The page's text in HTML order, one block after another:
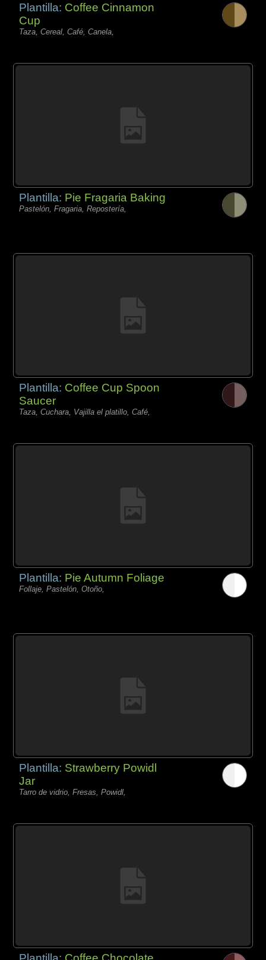
Plantilla: Coffee Cinnamon
Cup
Taza, Cereal, Café, Canela,
Plantilla: Pie Fragaria Baking
Pastelón, Fragaria, Repostería,
Plantilla: Coffee Cup Spoon
Saucer
Taza, Cuchara, Vajilla el platillo, Café,
Plantilla: Pie Autumn Foliage
Follaje, Pastelón, Otoño,
Plantilla: Strawberry Powidl
Jar
Tarro de vidrio, Fresas, Powidl,